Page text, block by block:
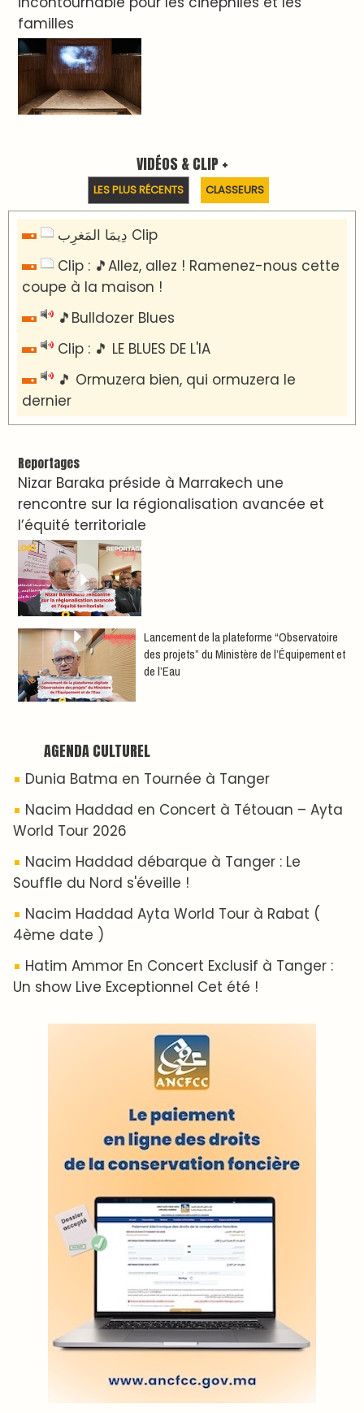
familles
VIDÉOS & CLIP +
LES PLUS RÉCENTS CLASSEURS
دِيمَا المَغرِب Clip
Clip : 🎵Allez, allez ! Ramenez-nous cette
coupe à la maison !
🎵Bulldozer Blues
Clip : 🎵 LE BLUES DE L'IA
🎵 Ormuzera bien, qui ormuzera le
dernier
Reportages
Nizar Baraka préside à Marrakech une
rencontre sur la régionalisation avancée et
l’équité territoriale
​Lancement de la plateforme “Observatoire
des projets” du Ministère de l’Équipement et
de l’Eau
AGENDA CULTUREL
Dunia Batma en Tournée à Tanger
Nacim Haddad en Concert à Tétouan – Ayta
World Tour 2026
Nacim Haddad débarque à Tanger : Le
Souffle du Nord s'éveille !
Nacim Haddad Ayta World Tour à Rabat (
4ème date )
Hatim Ammor En Concert Exclusif à Tanger :
Un show Live Exceptionnel Cet été !